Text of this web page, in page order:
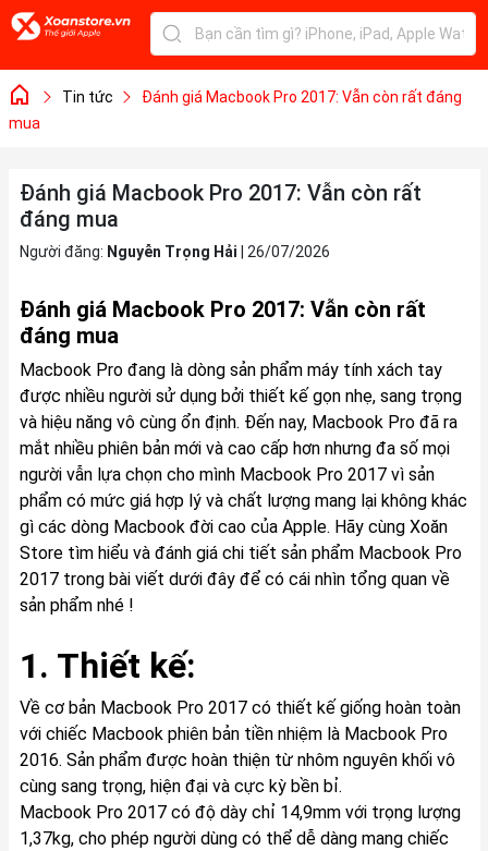
Tin tức
Đánh giá Macbook Pro 2017: Vẫn còn rất đáng
mua
Đánh giá Macbook Pro 2017: Vẫn còn rất
đáng mua
Người đăng: Nguyễn Trọng Hải 26/07/2026
Đánh giá Macbook Pro 2017: Vẫn còn rất
đáng mua
Macbook Pro đang là dòng sản phẩm máy tính xách tay
được nhiều người sử dụng bởi thiết kế gọn nhẹ, sang trọng
và hiệu năng vô cùng ổn định. Đến nay, Macbook Pro đã ra
mắt nhiều phiên bản mới và cao cấp hơn nhưng đa số mọi
người vẫn lựa chọn cho mình Macbook Pro 2017 vì sản
phẩm có mức giá hợp lý và chất lượng mang lại không khác
gì các dòng Macbook đời cao của Apple. Hãy cùng Xoăn
Store tìm hiểu và đánh giá chi tiết sản phẩm Macbook Pro
2017 trong bài viết dưới đây để có cái nhìn tổng quan về
sản phẩm nhé !
1. Thiết kế:
Về cơ bản Macbook Pro 2017 có thiết kế giống hoàn toàn
với chiếc Macbook phiên bản tiền nhiệm là Macbook Pro
2016. Sản phẩm được hoàn thiện từ nhôm nguyên khối vô
cùng sang trọng, hiện đại và cực kỳ bền bỉ.
Macbook Pro 2017 có độ dày chỉ 14,9mm với trọng lượng
1,37kg, cho phép người dùng có thể dễ dàng mang chiếc